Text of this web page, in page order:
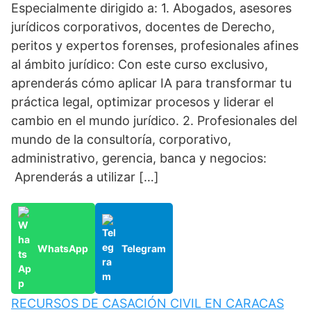
Especialmente dirigido a: 1. Abogados, asesores
jurídicos corporativos, docentes de Derecho,
peritos y expertos forenses, profesionales afines
al ámbito jurídico: Con este curso exclusivo,
aprenderás cómo aplicar IA para transformar tu
práctica legal, optimizar procesos y liderar el
cambio en el mundo jurídico. 2. Profesionales del
mundo de la consultoría, corporativo,
administrativo, gerencia, banca y negocios:
Aprenderás a utilizar […]
WhatsApp Telegram
RECURSOS DE CASACIÓN CIVIL EN CARACAS